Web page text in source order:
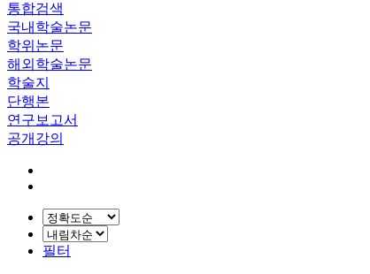
통합검색
국내학술논문
학위논문
해외학술논문
학술지
단행본
연구보고서
공개강의
필터